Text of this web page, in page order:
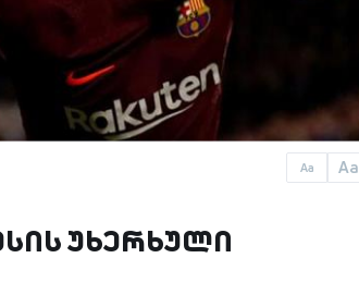
Aa Aa
უხერხული